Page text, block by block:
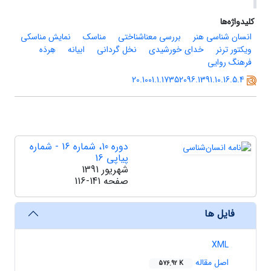
کلیدواژه‌ها
انسان شناسی هنر
بررسی معناشناختی مناسک
نمایش مناسکی
ویکتور ترنر
خدای خورشیدی نخل گردانی ابیانه
هِردَه
فرهنگ روایی
20.1001.1.17352096.1391.10.16.5.4
دوره 10، شماره 16 - شماره
پیاپی 16
شهریور 1391
صفحه 116-141
فایل ها
XML
اصل مقاله
576.92 K